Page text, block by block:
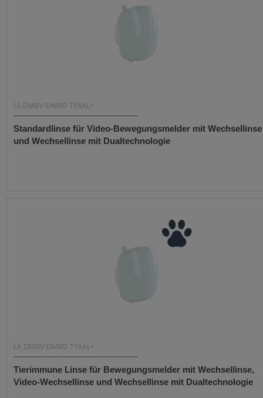
LS DMBV-DMBD TYXAL+
Standardlinse für Video-Bewegungsmelder mit Wechsellinse
und Wechsellinse mit Dualtechnologie
LA DMBV-DMBD TYXAL+
Tierimmune Linse für Bewegungsmelder mit Wechsellinse,
Video-Wechsellinse und Wechsellinse mit Dualtechnologie